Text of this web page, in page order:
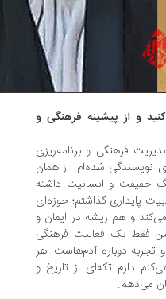
پیشینه فرهنگی و
و برنامه‌ریزی
شده‌ام. از همان
و انسانیت داشته
گذاشتم؛ حوزه‌ای
ریشه در ایمان و
یک فعالیت فرهنگی
آدم‌هاست. هر
تکه‌ای از تاریخ و